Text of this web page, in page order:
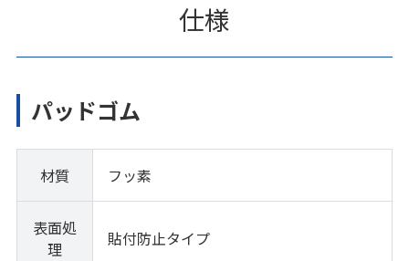
仕様
パッドゴム
材質 フッ素
表面処
理
貼付防止タイプ